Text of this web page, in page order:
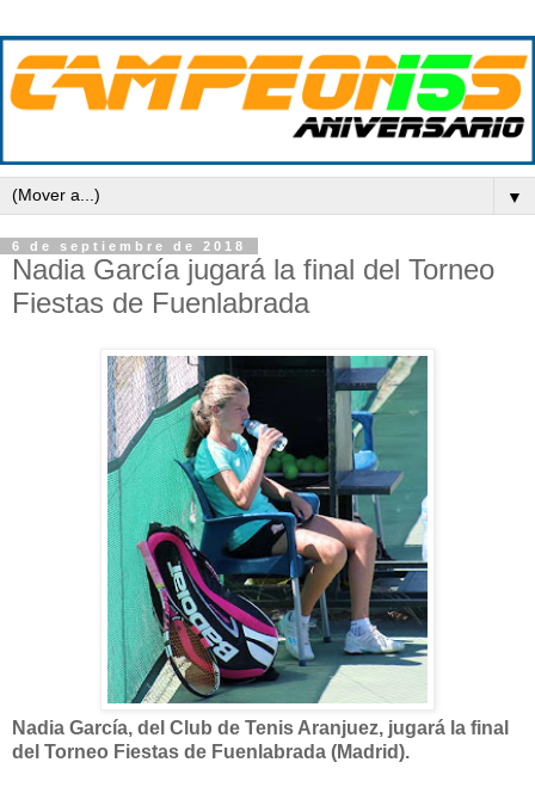
▼
6 de septiembre de 2018
Nadia García jugará la final del Torneo
Fiestas de Fuenlabrada
Nadia García, del Club de Tenis Aranjuez, jugará la final
del Torneo Fiestas de Fuenlabrada (Madrid).